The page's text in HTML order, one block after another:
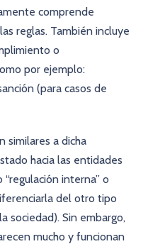
comprende
reglas. También incluye
o
por ejemplo:
(para casos de
similares a dicha
hacia las entidades
interna” o
del otro tipo
sociedad). Sin embargo,
mucho y funcionan